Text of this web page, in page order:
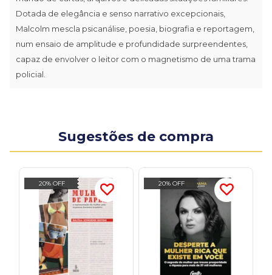
Dotada de elegância e senso narrativo excepcionais,
Malcolm mescla psicanálise, poesia, biografia e reportagem,
num ensaio de amplitude e profundidade surpreendentes,
capaz de envolver o leitor com o magnetismo de uma trama
policial.
Sugestões de compra
20% OFF 20% OFF